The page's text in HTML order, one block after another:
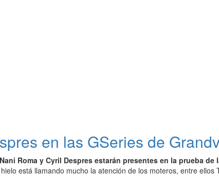
en las GSeries de
Roma y Cyril Despres estarán presentes en la prueba de
está llamando mucho la atención de los moteros, entre ellos